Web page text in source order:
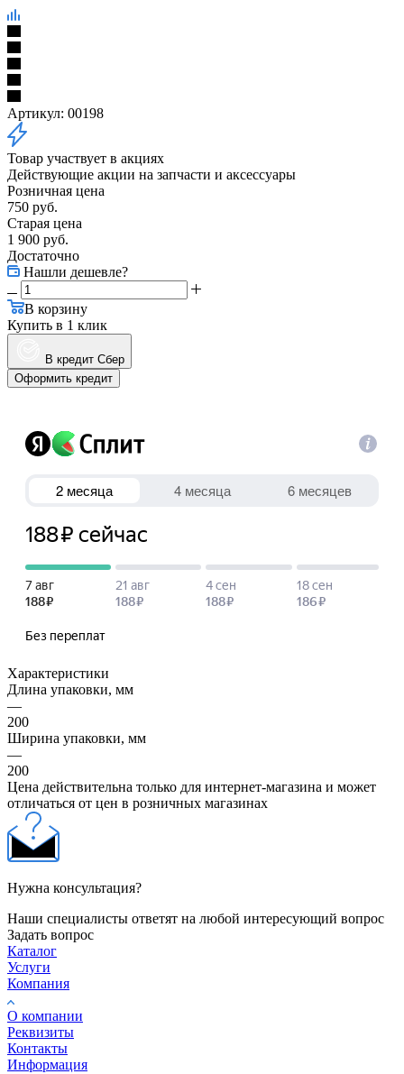
Артикул: 00198
Товар участвует в акциях
Действующие акции на запчасти и аксессуары
Розничная цена
750 руб.
Старая цена
1 900 руб.
Достаточно
Нашли дешевле?
В корзину
Купить в 1 клик
В кредит Сбер
Оформить кредит
Характеристики
Длина упаковки, мм
—
200
Ширина упаковки, мм
—
200
Цена действительна только для интернет-магазина и может
отличаться от цен в розничных магазинах
Нужна консультация?
Наши специалисты ответят на любой интересующий вопрос
Задать вопрос
Каталог
Услуги
Компания
О компании
Реквизиты
Контакты
Информация